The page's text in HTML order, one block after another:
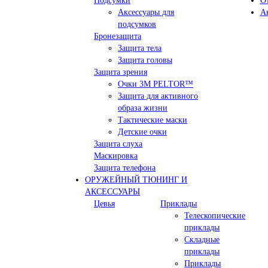
Аксессуары для
подсумков
Бронезащита
Защита тела
Защита головы
Защита зрения
Очки 3М PELTOR™
Защита для активного
образа жизни
Тактические маски
Детские очки
Защита слуха
Маскировка
Защита телефона
ОРУЖЕЙНЫЙ ТЮНИНГ И
АКСЕССУАРЫ
Цевья
Приклады
Телескопические
приклады
Складные
приклады
Приклады